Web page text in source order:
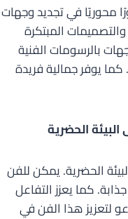
محوريًا في تجديد وجهات
المبتكرة
بالرسومات الفنية
كما يوفر جمالية فريدة
البيئة الحضرية
الحضرية. يمكن للفن
كما يعزز التفاعل
لتعزيز هذا الفن في